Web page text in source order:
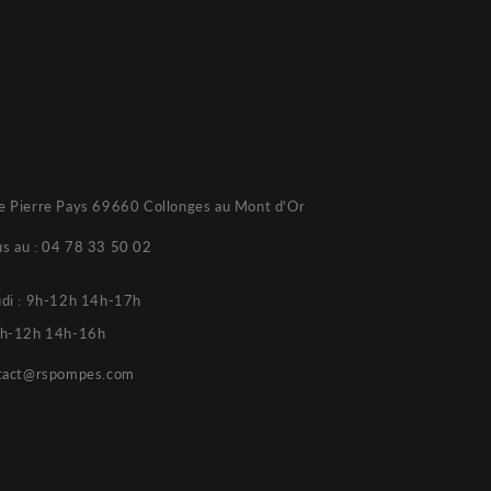
Pierre Pays 69660 Collonges au Mont d'Or
au :04 78 33 50 02
: 9h-12h 14h-17h
12h 14h-16h